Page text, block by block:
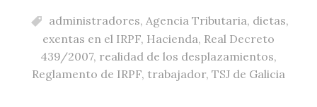
administradores, Agencia Tributaria, dietas,
exentas en el IRPF, Hacienda, Real Decreto
439/2007, realidad de los desplazamientos,
Reglamento de IRPF, trabajador, TSJ de Galicia